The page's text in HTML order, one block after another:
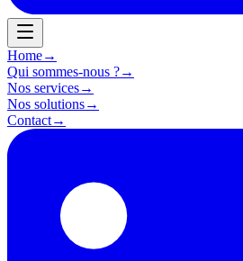
Home→
Qui sommes-nous ?→
Nos services→
Nos solutions→
Contact→